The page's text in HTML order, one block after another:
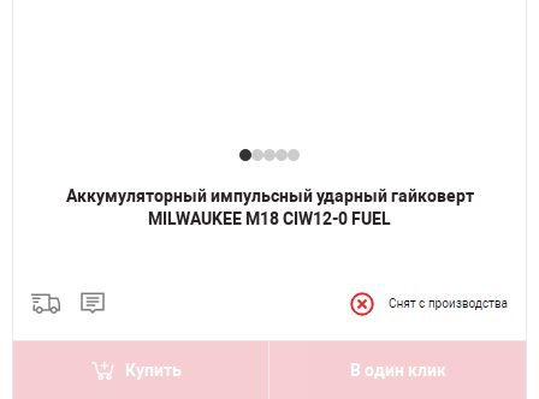
Аккумуляторный импульсный ударный гайковерт
MILWAUKEE M18 CIW12-0 FUEL
Купить В один клик